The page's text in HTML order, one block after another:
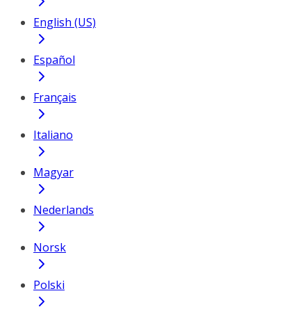
English (US)
Español
Français
Italiano
Magyar
Nederlands
Norsk
Polski